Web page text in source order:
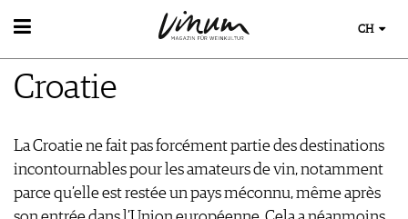
WEIN
WEINSUCHE
WINZER
WEINE DES MONATS
TRINKREIFETABELLE
WEINWISSEN
WEINLEXIKON
WEINGESCHICHTE
WEINLAGERUNG
EVENTS
EVENTKALENDER
AWARDS
EVENT-BILDER
ESSEN & TRINKEN
FOOD PAIRING TIPPS
CH
Croatie
La Croatie ne fait pas forcément partie des destinations
incontournables pour les amateurs de vin, notamment
parce qu’elle est restée un pays méconnu, même après